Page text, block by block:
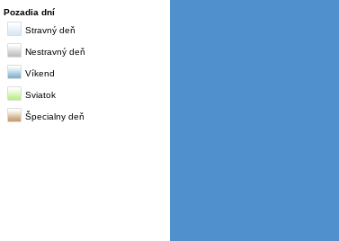
Pozadia dní
Stravný deň
Nestravný deň
Víkend
Sviatok
Špecialny deň